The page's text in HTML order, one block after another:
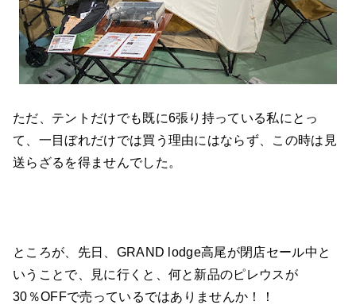
ただ、テントだけでも既に6張り持っている私にとっ
て、一目ぼれだけでは買う理由にはならず、この時は見
送らざるを得ませんでした。
ところが、先日、GRAND lodge高尾が閉店セール中と
いうことで、見に行くと、何と新品のピレウスが
30％OFFで売っているではありませんか！！